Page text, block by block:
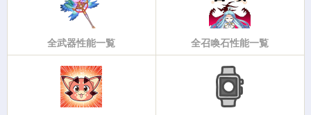
全武器性能一覧 全召喚石性能一覧